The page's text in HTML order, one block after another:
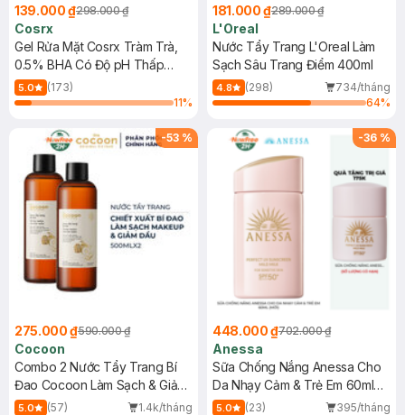
139.000 ₫298.000 ₫
Cosrx
Gel Rửa Mặt Cosrx Tràm Trà,
0.5% BHA Có Độ pH Thấp
150ml
5.0
(173)
11%
181.000 ₫289.000 ₫
L'Oreal
Nước Tẩy Trang L'Oreal Làm
Sạch Sâu Trang Điểm 400ml
4.8 (298)
734/tháng
64%
-53 %
275.000 ₫590.000 ₫
Cocoon
Combo 2 Nước Tẩy Trang Bí
Đao Cocoon Làm Sạch & Giảm
Dầu 500ml
5.0 (57)
1.4k/tháng
-36 %
448.000 ₫702.000 ₫
Anessa
Sữa Chống Nắng Anessa Cho
Da Nhạy Cảm & Trẻ Em 60ml
(Mới)
5.0 (23)
395/tháng